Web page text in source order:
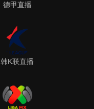
德甲直播
韩K联直播